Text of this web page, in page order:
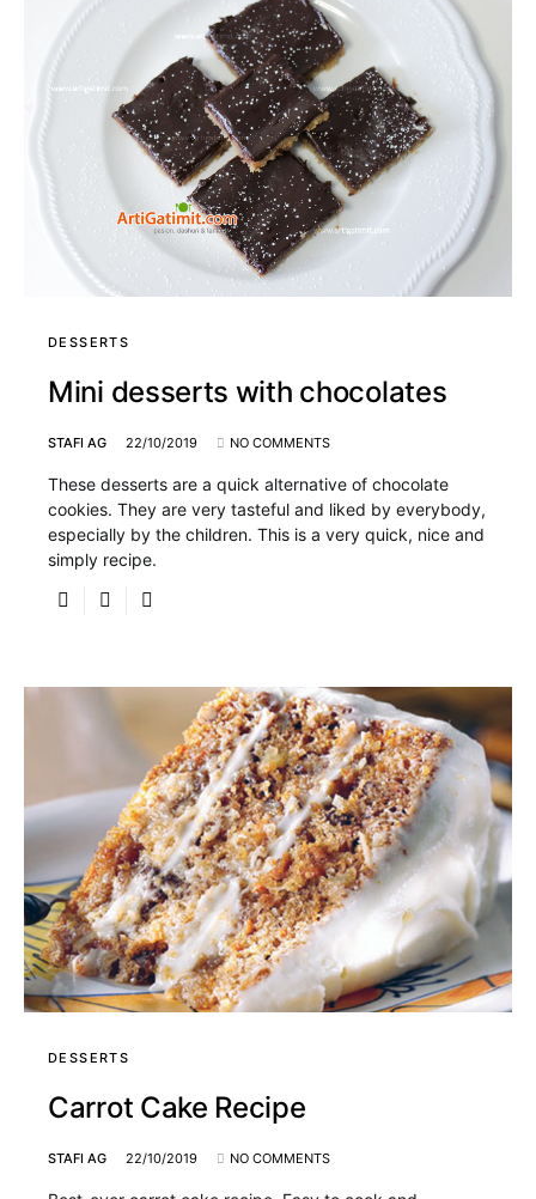
DESSERTS
Mini desserts with chocolates
STAFI AG 22/10/2019 NO COMMENTS
These desserts are a quick alternative of chocolate
cookies. They are very tasteful and liked by everybody,
especially by the children. This is a very quick, nice and
simply recipe.
DESSERTS
Carrot Cake Recipe
STAFI AG 22/10/2019 NO COMMENTS